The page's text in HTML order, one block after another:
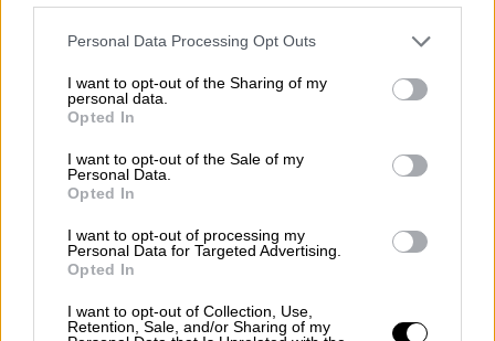
Please note that this website/app uses one or more Google
not limited to your visit or usage behaviour. You may click to
grant or deny consent to Google and its third-party tags to
use your data for below specified purposes in below Google
consent section.
Personal Data Processing Opt Outs
I want to opt-out of the Sharing of my
personal data.
Opted In
I want to opt-out of the Sale of my
Personal Data.
Opted In
I want to opt-out of processing my
Personal Data for Targeted Advertising.
Opted In
I want to opt-out of Collection, Use,
Retention, Sale, and/or Sharing of my
Στην τηλεψηφοφορία η Ελλάδα
:
12 βαθμούς από:
10 βαθμούς από:
Γερμανία,
Λουξεμβούργο
8 βαθμούς από:Αρμενία, Σερβία
7 βαθμούς από:Ισραήλ , Αυστραλία, Rest
6 βαθμούς από:Βέλγιο